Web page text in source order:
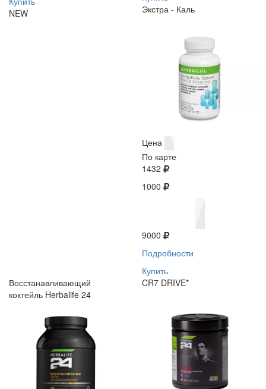
NEW
Экстра - Каль
Цена
По карте
1432
1000
9000
Подробности
Купить
Восстанавливающий
коктейль Herbalife 24
CR7 DRIVE*